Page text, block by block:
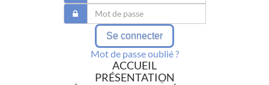
Se connecter
Mot de passe oublié ?
ACCUEIL
PRÉSENTATION